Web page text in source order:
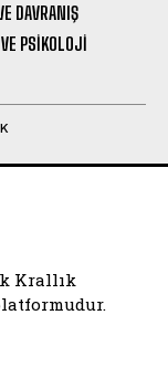
DAVRANIŞ
PSIKOLOJI
Krallık